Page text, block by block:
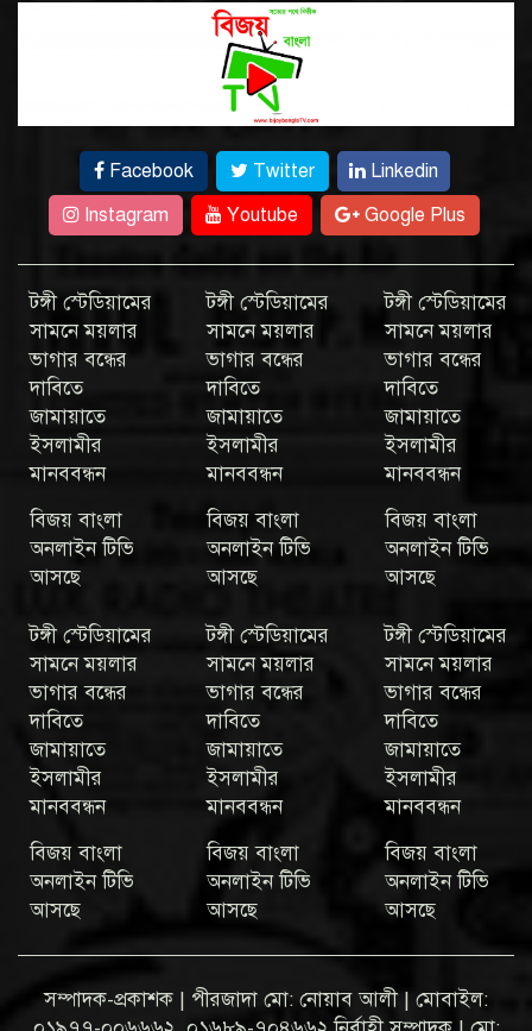
Facebook Twitter
Linkedin
Instagram
Youtube Google Plus
টঙ্গী স্টেডিয়ামের
সামনে ময়লার
ভাগার বন্ধের
দাবিতে
জামায়াতে
ইসলামীর
মানববন্ধন
বিজয় বাংলা
অনলাইন টিভি
আসছে
টঙ্গী স্টেডিয়ামের
সামনে ময়লার
ভাগার বন্ধের
দাবিতে
জামায়াতে
ইসলামীর
মানববন্ধন
বিজয় বাংলা
অনলাইন টিভি
আসছে
টঙ্গী স্টেডিয়ামের
সামনে ময়লার
ভাগার বন্ধের
দাবিতে
জামায়াতে
ইসলামীর
মানববন্ধন
বিজয় বাংলা
অনলাইন টিভি
আসছে
টঙ্গী স্টেডিয়ামের
সামনে ময়লার
ভাগার বন্ধের
দাবিতে
জামায়াতে
ইসলামীর
মানববন্ধন
বিজয় বাংলা
অনলাইন টিভি
আসছে
টঙ্গী স্টেডিয়ামের
সামনে ময়লার
ভাগার বন্ধের
দাবিতে
জামায়াতে
ইসলামীর
মানববন্ধন
বিজয় বাংলা
অনলাইন টিভি
আসছে
টঙ্গী স্টেডিয়ামের
সামনে ময়লার
ভাগার বন্ধের
দাবিতে
জামায়াতে
ইসলামীর
মানববন্ধন
বিজয় বাংলা
অনলাইন টিভি
আসছে
সম্পাদক-প্রকাশক | পীরজাদা মো: নোয়াব আলী | মোবাইল: